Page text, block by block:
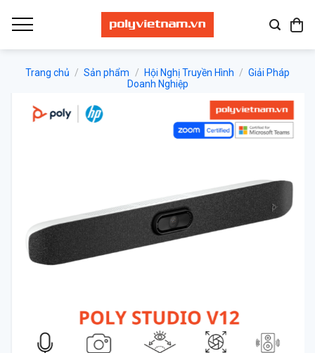
qua
Trang chủ / Sản phẩm / Hội Nghị Truyền Hình / Giải Pháp
Doanh Nghiệp